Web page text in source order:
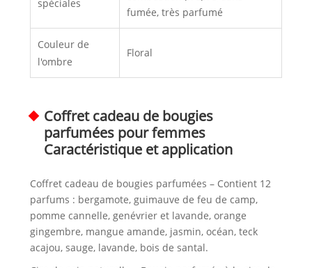
spéciales
fumée, très parfumé
Couleur de
l'ombre
Floral
Coffret cadeau de bougies
parfumées pour femmes
Caractéristique et application
Coffret cadeau de bougies parfumées – Contient 12
parfums : bergamote, guimauve de feu de camp,
pomme cannelle, genévrier et lavande, orange
gingembre, mangue amande, jasmin, océan, teck
acajou, sauge, lavande, bois de santal.